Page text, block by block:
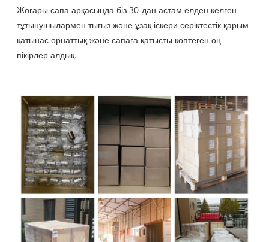
Жоғары сапа арқасында біз 30-дан астам елден келген
тұтынушылармен тығыз және ұзақ іскери серіктестік қарым-
қатынас орнаттық және сапаға қатысты көптеген оң
пікірлер алдық.